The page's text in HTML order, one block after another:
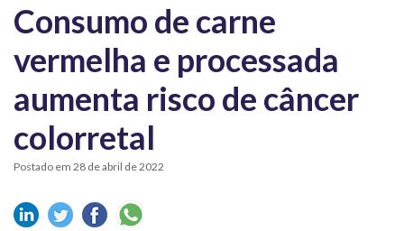
Consumo de carne
vermelha e processada
aumenta risco de câncer
colorretal
Postado em 28 de abril de 2022